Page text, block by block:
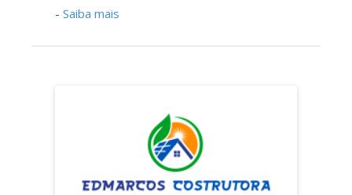
- Saiba mais